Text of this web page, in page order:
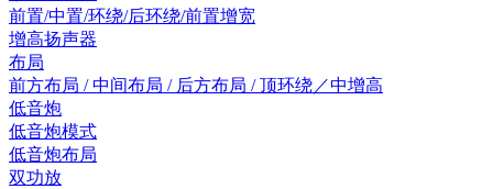
前置/中置/环绕/后环绕/前置增宽
增高扬声器
布局
前方布局 / 中间布局 / 后方布局 / 顶环绕／中增高
低音炮
低音炮模式
低音炮布局
双功放